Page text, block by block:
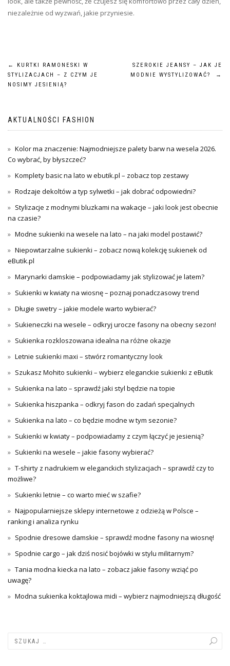
niezależnie od wyzwań, jakie przyniesie.
Nawigacja
wpisu
←
KURTKI RAMONESKI W
STYLIZACJACH – Z CZYM JE
NOSIMY JESIENIĄ?
SZEROKIE JEANSY – JAK JE
MODNIE WYSTYLIZOWAĆ?
→
AKTUALNOŚCI FASHION
Kolor ma znaczenie: Najmodniejsze palety barw na wesela 2026.
Co wybrać, by błyszczeć?
Komplety basic na lato w ebutik.pl – zobacz top zestawy
Rodzaje dekoltów a typ sylwetki – jak dobrać odpowiedni?
Stylizacje z modnymi bluzkami na wakacje – jaki look jest obecnie
na czasie?
Modne sukienki na wesele na lato – na jaki model postawić?
Niepowtarzalne sukienki – zobacz nową kolekcję sukienek od
eButik.pl
Marynarki damskie – podpowiadamy jak stylizować je latem?
Sukienki w kwiaty na wiosnę – poznaj ponadczasowy trend
Długie swetry – jakie modele warto wybierać?
Sukieneczki na wesele – odkryj urocze fasony na obecny sezon!
Sukienka rozkloszowana idealna na różne okazje
Letnie sukienki maxi – stwórz romantyczny look
Szukasz Mohito sukienki – wybierz eleganckie sukienki z eButik
Sukienka na lato – sprawdź jaki styl będzie na topie
Sukienka hiszpanka – odkryj fason do zadań specjalnych
Sukienka na lato – co będzie modne w tym sezonie?
Sukienki w kwiaty – podpowiadamy z czym łączyć je jesienią?
Sukienki na wesele – jakie fasony wybierać?
T-shirty z nadrukiem w eleganckich stylizacjach – sprawdź czy to
możliwe?
Sukienki letnie – co warto mieć w szafie?
Najpopularniejsze sklepy internetowe z odzieżą w Polsce –
ranking i analiza rynku
Spodnie dresowe damskie – sprawdź modne fasony na wiosnę!
Spodnie cargo – jak dziś nosić bojówki w stylu militarnym?
Tania modna kiecka na lato – zobacz jakie fasony wziąć po
uwagę?
Modna sukienka koktajlowa midi – wybierz najmodniejszą długość